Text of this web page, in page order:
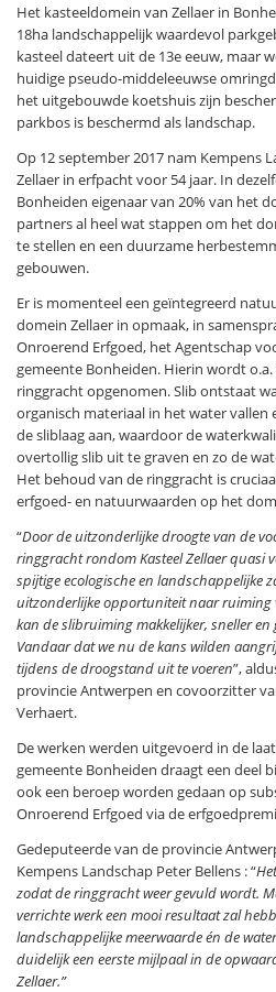
Het kasteeldomein van Zellaer in
18ha landschappelijk waardevol
kasteel dateert uit de 13e eeuw, maar
huidige pseudo-middeleeuwse
het uitgebouwde koetshuis zijn
parkbos is beschermd als landschap.
Op 12 september 2017 nam Kempens
Zellaer in erfpacht voor 54 jaar. In
Bonheiden eigenaar van 20% van het
partners al heel wat stappen om het
te stellen en een duurzame
gebouwen.
Er is momenteel een geïntegreerd
domein Zellaer in opmaak, in
Onroerend Erfgoed, het Agentschap
gemeente Bonheiden. Hierin wordt
ringgracht opgenomen. Slib ontstaat
organisch materiaal in het water vallen
de sliblaag aan, waardoor de
overtollig slib uit te graven en zo de
Het behoud van de ringgracht is
erfgoed- en natuurwaarden op het
“Door de uitzonderlijke droogte van de
ringgracht rondom Kasteel Zellaer quasi
spijtige ecologische en landschappelijke
uitzonderlijke opportuniteit naar ruiming
kan de slibruiming makkelijker, sneller
Vandaar dat we nu de kans wilden
tijdens de droogstand uit te voeren”,
provincie Antwerpen en covoorzitter
Verhaert.
De werken werden uitgevoerd in de
gemeente Bonheiden draagt een deel
ook een beroep worden gedaan op
Onroerend Erfgoed via de
Gedeputeerde van de provincie
Kempens Landschap Peter Bellens : “
zodat de ringgracht weer gevuld wordt.
verrichte werk een mooi resultaat zal
landschappelijke meerwaarde én de
duidelijk een eerste mijlpaal in de
Zellaer.”